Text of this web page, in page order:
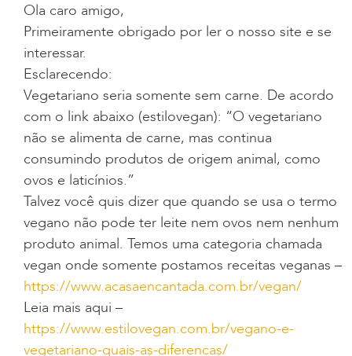
Ola caro amigo,
Primeiramente obrigado por ler o nosso site e se
interessar.
Esclarecendo:
Vegetariano seria somente sem carne. De acordo
com o link abaixo (estilovegan): “O vegetariano
não se alimenta de carne, mas continua
consumindo produtos de origem animal, como
ovos e laticínios.”
Talvez você quis dizer que quando se usa o termo
vegano não pode ter leite nem ovos nem nenhum
produto animal. Temos uma categoria chamada
vegan onde somente postamos receitas veganas –
https://www.acasaencantada.com.br/vegan/
Leia mais aqui –
https://www.estilovegan.com.br/vegano-e-
vegetariano-quais-as-diferencas/